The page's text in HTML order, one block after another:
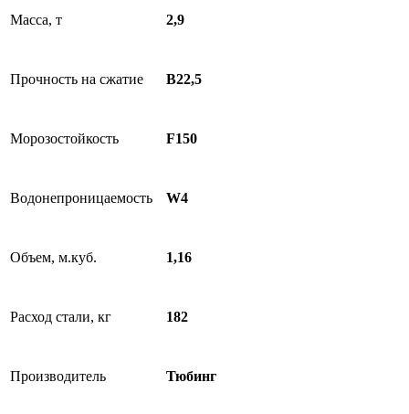
Масса, т 2,9
Прочность на сжатие В22,5
Морозостойкость F150
Водонепроницаемость W4
Объем, м.куб. 1,16
Расход стали, кг 182
Производитель Тюбинг